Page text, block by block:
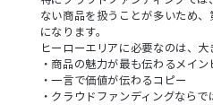
ない商品を扱うことが多いため
になります。
ヒーローエリアに必要なのは、大
・商品の魅力が最も伝わるメイン
・一言で価値が伝わるコピー
・クラウドファンディングならで